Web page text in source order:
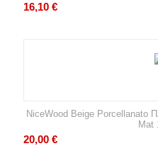
16,10 €
NiceWood Beige Porcellanato
Mat
20,00 €